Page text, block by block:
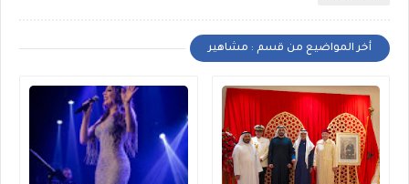
أخر المواضيع من قسم : مشاهير